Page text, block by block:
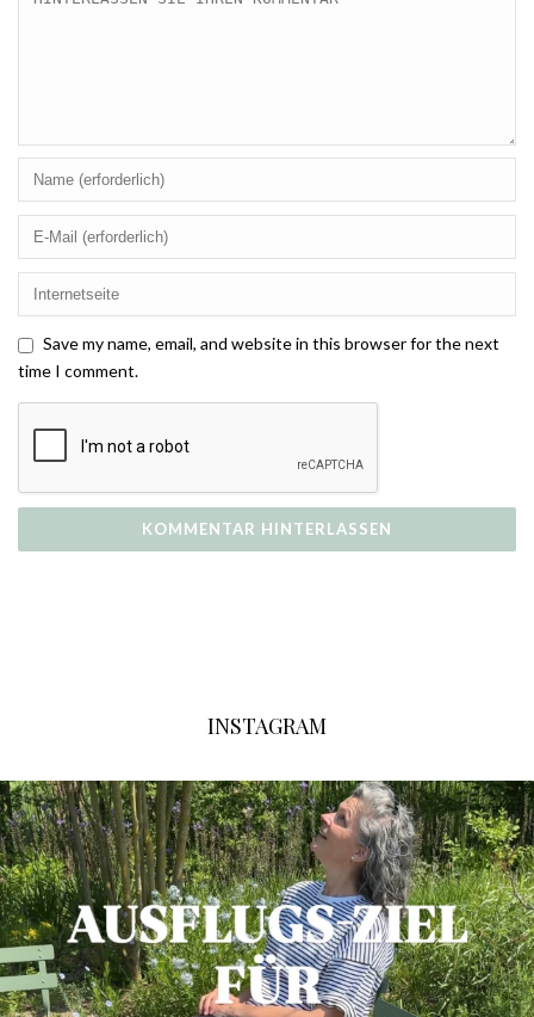
Save my name, email, and website in this browser for the next
time I comment.
INSTAGRAM